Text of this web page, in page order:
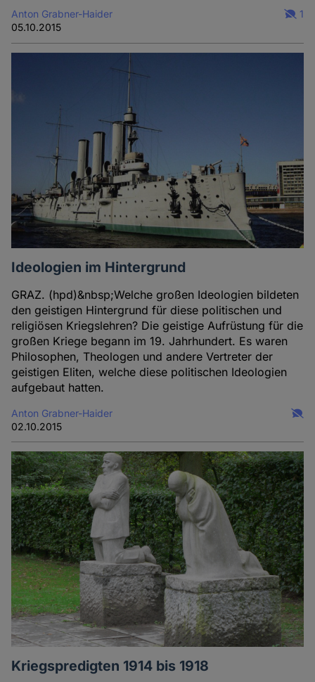
Anton Grabner-Haider
05.10.2015
1
Ideologien im Hintergrund
GRAZ. (hpd)&nbsp;Welche großen Ideologien bildeten
den geistigen Hintergrund für diese politischen und
religiösen Kriegslehren? Die geistige Aufrüstung für die
großen Kriege begann im 19. Jahrhundert. Es waren
Philosophen, Theologen und andere Vertreter der
geistigen Eliten, welche diese politischen Ideologien
aufgebaut hatten.
Anton Grabner-Haider
02.10.2015
Kriegspredigten 1914 bis 1918